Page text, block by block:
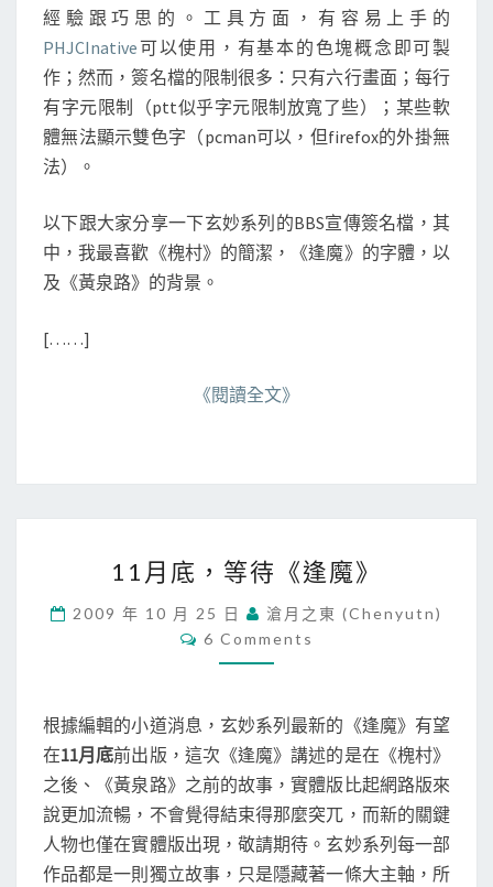
經驗跟巧思的。工具方面，有容易上手的
PHJCInative 可以使用，有基本的色塊概念即可製
作；然而，簽名檔的限制很多：只有六行畫面；每行
有字元限制（ptt似乎字元限制放寬了些）；某些軟
體無法顯示雙色字（pcman可以，但firefox的外掛無
法）。
以下跟大家分享一下玄妙系列的BBS宣傳簽名檔，其
中，我最喜歡《槐村》的簡潔，《逢魔》的字體，以
及《黃泉路》的背景。
[……]
《閱讀全文》
1
底
，
等
《
逢
魔
》
11月底，等待《逢魔》
2009 年 10 月 25 日
滄月之東 (chenyutn)
C
O
N
T
S
6 Comments
根據編輯的小道消息，玄妙系列最新的《逢魔》有望
在11月底前出版，這次《逢魔》講述的是在《槐村》
之後、《黃泉路》之前的故事，實體版比起網路版來
說更加流暢，不會覺得結束得那麼突兀，而新的關鍵
人物也僅在實體版出現，敬請期待。玄妙系列每一部
作品都是一則獨立故事，只是隱藏著一條大主軸，所